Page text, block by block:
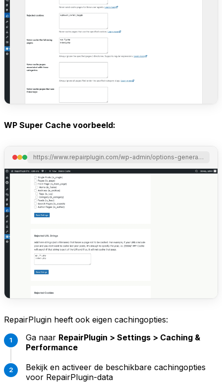
WP Super Cache voorbeeld:
https://www.repairplugin.com/wp-admin/options-general.php?page=wpsupercache
RepairPlugin heeft ook eigen cachingopties:
Ga naar RepairPlugin > Settings > Caching &
Performance
Bekijk en activeer de beschikbare cachingopties
voor RepairPlugin-data